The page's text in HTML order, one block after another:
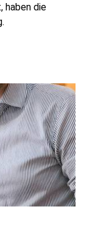
haben die